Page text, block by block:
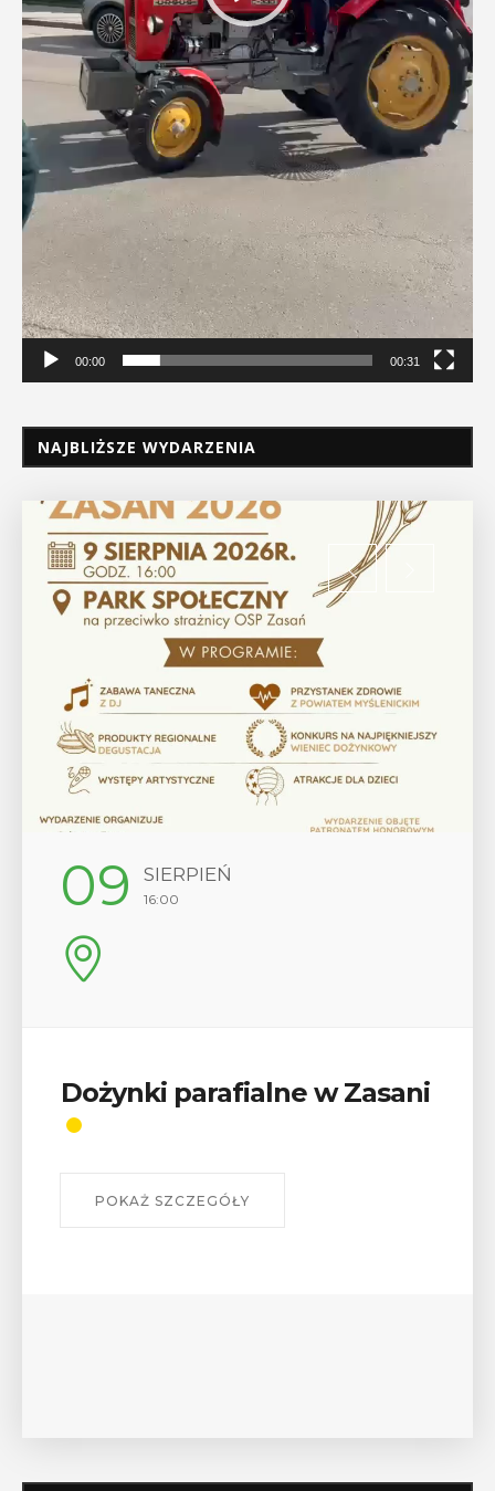
00:00 00:31
NAJBLIŻSZE WYDARZENIA
12 SIERPIEŃ
17:00
Wykład „Jak zdobyć
odznaki na myślenickich
W środę 12 sierpnia o godz. 17 w Miejskiej